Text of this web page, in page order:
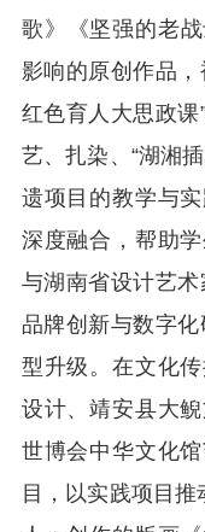
歌》《坚强的老
影响的原创作品
红色育人大思政
艺、扎染、“湖湘
遗项目的教学与
深度融合，帮助
与湖南省设计艺
品牌创新与数字
型升级。在文化
设计、靖安县大
世博会中华文化
目，以实践项目